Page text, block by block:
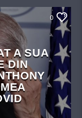
0
A SUA
DIN